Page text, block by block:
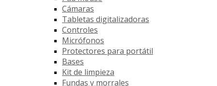
Cámaras
Tabletas digitalizadoras
Controles
Micrófonos
Protectores para portátil
Bases
Kit de limpieza
Fundas y morrales